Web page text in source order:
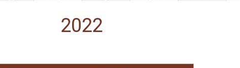
2022